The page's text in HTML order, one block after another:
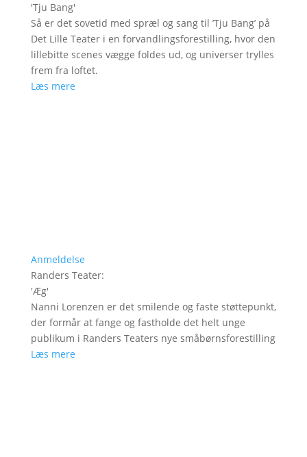
'Tju Bang'
Så er det sovetid med spræl og sang til ’Tju Bang’ på
Det Lille Teater i en forvandlingsforestilling, hvor den
lillebitte scenes vægge foldes ud, og universer trylles
frem fra loftet.
Læs mere
Anmeldelse
Randers Teater:
'Æg'
Nanni Lorenzen er det smilende og faste støttepunkt,
der formår at fange og fastholde det helt unge
publikum i Randers Teaters nye småbørnsforestilling
Læs mere